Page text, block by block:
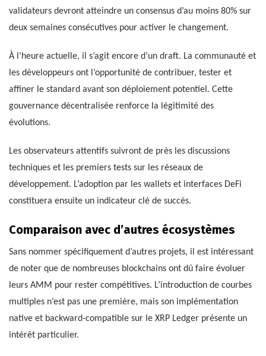
validateurs devront atteindre un consensus d’au moins 80% sur
deux semaines consécutives pour activer le changement.
À l’heure actuelle, il s’agit encore d’un draft. La communauté et
les développeurs ont l’opportunité de contribuer, tester et
affiner le standard avant son déploiement potentiel. Cette
gouvernance décentralisée renforce la légitimité des
évolutions.
Les observateurs attentifs suivront de près les discussions
techniques et les premiers tests sur les réseaux de
développement. L’adoption par les wallets et interfaces DeFi
constituera ensuite un indicateur clé de succès.
Comparaison avec d’autres écosystèmes
Sans nommer spécifiquement d’autres projets, il est intéressant
de noter que de nombreuses blockchains ont dû faire évoluer
leurs AMM pour rester compétitives. L’introduction de courbes
multiples n’est pas une première, mais son implémentation
native et backward-compatible sur le XRP Ledger présente un
intérêt particulier.